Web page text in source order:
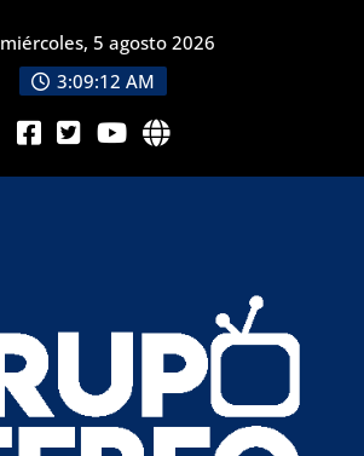
miércoles, 5 agosto 2026
3:09:13 AM